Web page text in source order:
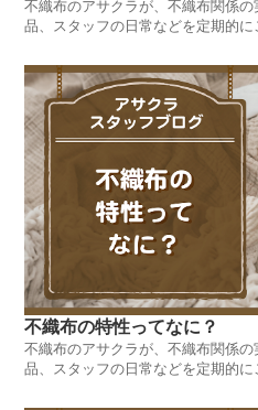
不織布のアサクラが、不織布関係
品、スタッフの日常などを定期的
不織布の特性ってなに？
不織布のアサクラが、不織布関係
品、スタッフの日常などを定期的